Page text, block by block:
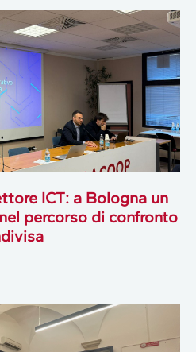
ICT: a Bologna un
percorso di confronto